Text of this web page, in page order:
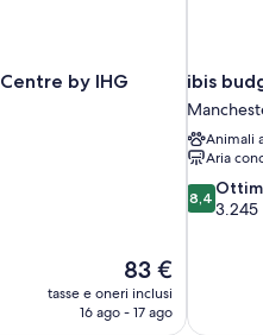
by IHG
Il
prezzo
attuale
83 €
tasse e oneri inclusi
16 ago - 17 ago
ibis
Animali
Aria
8.4
su
8,4
3.245